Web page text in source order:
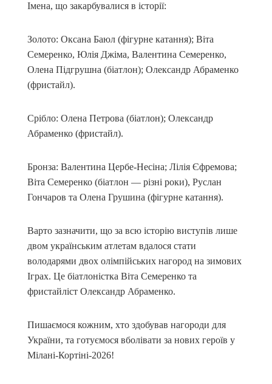
Імена, що закарбувалися в історії:
Золото: Оксана Баюл (фігурне катання); Віта
Семеренко, Юлія Джіма, Валентина Семеренко,
Олена Підгрушна (біатлон); Олександр Абраменко
(фристайл).
Срібло: Олена Петрова (біатлон); Олександр
Абраменко (фристайл).
Бронза: Валентина Цербе-Несіна; Лілія Єфремова;
Віта Семеренко (біатлон — різні роки), Руслан
Гончаров та Олена Грушина (фігурне катання).
Варто зазначити, що за всю історію виступів лише
двом українським атлетам вдалося стати
володарями двох олімпійських нагород на зимових
Іграх. Це біатлоністка Віта Семеренко та
фристайліст Олександр Абраменко.
Пишаємося кожним, хто здобував нагороди для
України, та готуємося вболівати за нових героїв у
Мілані-Кортіні-2026!